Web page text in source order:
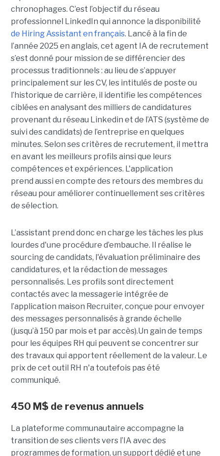
chronophages. C’est l’objectif du réseau
professionnel LinkedIn qui annonce la disponibilité
de Hiring Assistant en français. Lancé à la fin de
l’année 2025 en anglais, cet agent IA de recrutement
s’est donné pour mission de se différencier des
processus traditionnels : au lieu de s’appuyer
principalement sur les CV, les intitulés de poste ou
l’historique de carrière, il identifie les compétences
ciblées en analysant des milliers de candidatures
provenant du réseau Linkedin et de l’ATS (système de
suivi des candidats) de l’entreprise en quelques
minutes. Selon ses critères de recrutement, il mettra
en avant les meilleurs profils ainsi que leurs
compétences et expériences. L'application
prend aussi en compte des retours des membres du
réseau pour améliorer continuellement ses critères
de sélection.
L’assistant prend donc en charge les tâches les plus
lourdes d'une procédure d’embauche. Il réalise le
sourcing de candidats, l'évaluation préliminaire des
candidatures, et la rédaction de messages
personnalisés. Les profils sont directement
contactés avec la messagerie intégrée de
l’application maison Recruiter, conçue pour envoyer
des messages personnalisés à grande échelle
(jusqu’à 150 par mois et par accès).Un gain de temps
pour les équipes RH qui peuvent se concentrer sur
des travaux qui apportent réellement de la valeur. Le
prix de cet outil RH n'a toutefois pas été
communiqué.
450 M$ de revenus annuels
La plateforme communautaire accompagne la
transition de ses clients vers l’IA avec des
programmes de formation, un support dédié et une